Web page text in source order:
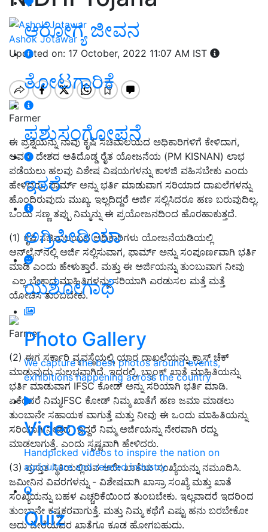
ಆರೋಗ್ಯ ಜೀವನ
ತೋಟಗಾರಿಕೆ
ಪಶುಸಂಗೋಪನೆ
ಇತರೆ
ಅಗ್ರಿಪೀಡಿಯಾ
ಯಶೋಗಾಥೆ
Photo Gallery
We capture the best photos around events,
exhibitions happening across the country
Videos
Handpicked videos to inspire the nation on
agriculture and related industry
Quiz
Ashok Jotawar
Updated on: 17 October, 2022 11:07 AM IST
Farmer
ಈ ಪ್ರಶ್ನೆಯನ್ನು ನಾವು ಕೃಷಿ ಸಚಿವಾಲಯದ ಅಧಿಕಾರಿಗಳಿಗೆ ಕೇಳಿದಾಗ,
ಅವರು ದೇಶದ ಅತಿದೊಡ್ಡ ರೈತ ಯೋಜನೆಯ (PM KISNAN) ಲಾಭ
ಪಡೆಯಲು ಹಲವು ವಿಶೇಷ ವಿಷಯಗಳನ್ನು ಕಾಳಜಿ ವಹಿಸಬೇಕು ಎಂದು
ಹೇಳಿದರು. ಫಾರ್ಮ್ ಅನ್ನು ಭರ್ತಿ ಮಾಡುವಾಗ ಸರಿಯಾದ ದಾಖಲೆಗಳನ್ನು
ಹೊಂದಿರುವುದು ಮುಖ್ಯ. ಇಲ್ಲದಿದ್ದರೆ ಅರ್ಜಿ ಸಲ್ಲಿಸಿದರೂ ಹಣ ಬರುವುದಿಲ್ಲ.
ಒಂದು ಸಣ್ಣ ತಪ್ಪು ನಿಮ್ಮನ್ನು ಈ ಪ್ರಯೋಜನದಿಂದ ಹೊರಹಾಕುತ್ತದೆ.
(1) ಕೃಷಿ ಸಚಿವಾಲಯದ ಅಧಿಕಾರಿಗಳು ಯೋಜನೆಯಡಿಯಲ್ಲಿ
ಆನ್‌ಲೈನ್‌ನಲ್ಲಿ ಅರ್ಜಿ ಸಲ್ಲಿಸುವಾಗ, ಫಾರ್ಮ್ ಅನ್ನು ಸಂಪೂರ್ಣವಾಗಿ ಭರ್ತಿ
ಮಾಡಿ ಎಂದು ಹೇಳುತ್ತಾರೆ. ಮತ್ತು ಈ ಅರ್ಜಿಯನ್ನು ತುಂಬುವಾಗ ನೀವು
ಎಲ್ಲ ಬೇಕಾದ ಮಾಹಿತಿಗಳನ್ನು ಸರಿಯಾಗಿ ಎರಡುಸಲ ಮತ್ತೆ ಮತ್ತೆ
ಯೋಚಿಸಿ ತುಂಬಬೇಕು.
Farmer
(2) ಈಗ ಸರ್ಕಾರಿ ವ್ಯವಸ್ಥೆಯಲ್ಲಿ ಯಾರ ದಾಖಲೆಯನ್ನು ಕ್ರಾಸ್ ಚೆಕ್
ಮಾಡುವುದು ಸುಲಭವಾಗಿದೆ. ಇದರಲ್ಲಿ, ಬ್ಯಾಂಕ್ ಖಾತೆ ಮಾಹಿತಿಯನ್ನು
ಭರ್ತಿ ಮಾಡುವಾಗ IFSC ಕೋಡ್ ಅನ್ನು ಸರಿಯಾಗಿ ಭರ್ತಿ ಮಾಡಿ.
ಏಕೆಂದರೆ ನಿಮ್ಮIFSC ಕೋಡ್ ನಿಮ್ಮ ಖಾತೆಗೆ ಹಣ ಜಮಾ ಮಾಡಲು
ತುಂಬಾನೇ ಸಹಾಯಕ ವಾಗುತ್ತೆ ಮತ್ತು ನೀವು ಈ ಒಂದು ಮಾಹಿತಿಯನ್ನು
ಸರಿಯಾಗಿ ನೀಡದೆ ಇದ್ದರೆ ನಿಮ್ಮ ಅರ್ಜಿಯನ್ನು ನೇರವಾಗಿ ರದ್ದು
ಮಾಡಲಾಗುತ್ತೆ. ಎಂದು ಸ್ಪಷ್ಟವಾಗಿ ಹೇಳಿದರು.
(3) ಪ್ರಸ್ತುತ ಸ್ಥಿತಿಯಲ್ಲಿರುವ ಅದೇ ಖಾತೆಯ ಸಂಖ್ಯೆಯನ್ನು ನಮೂದಿಸಿ.
ಜಮೀನಿನ ವಿವರಗಳನ್ನು - ವಿಶೇಷವಾಗಿ ಖಾಸ್ರಾ ಸಂಖ್ಯೆ ಮತ್ತು ಖಾತೆ
ಸಂಖ್ಯೆಯನ್ನು ಬಹಳ ಎಚ್ಚರಿಕೆಯಿಂದ ತುಂಬಬೇಕು. ಇಲ್ಲವಾದರೆ ಇದರಿಂದ
ತುಂಬಾನೇ ಕಷ್ಟಕರವಾಗುತ್ತೆ. ಮತ್ತು ನಿಮ್ಮ ಕಥೆಗೆ ಎಷ್ಟು ಹನು ಬರಬೇಕೋ
ಅದು ಬೇರೆಯವರ ಖಾತೆಗೂ ಕೂಡ ಹೋಗಬಹುದು.